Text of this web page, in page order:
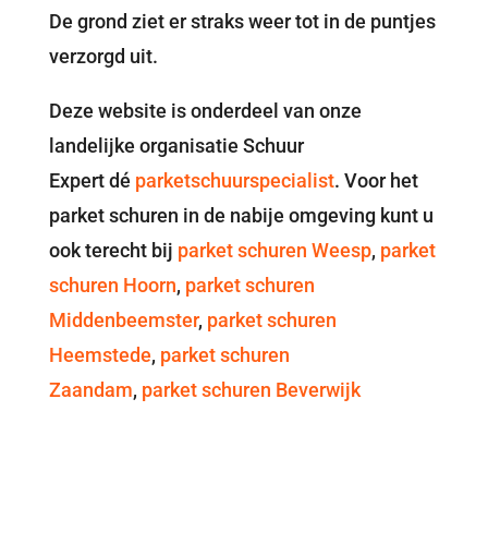
De grond ziet er straks weer tot in de puntjes
verzorgd uit.
Deze website is onderdeel van onze
landelijke organisatie Schuur
Expert dé parketschuurspecialist. Voor het
parket schuren in de nabije omgeving kunt u
ook terecht bij parket schuren Weesp, parket
schuren Hoorn, parket schuren
Middenbeemster, parket schuren
Heemstede, parket schuren
Zaandam, parket schuren Beverwijk